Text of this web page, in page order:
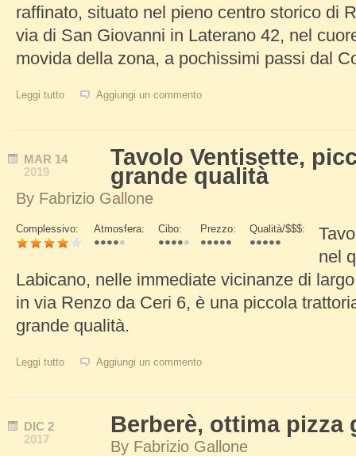
raffinato, situato nel pieno centro storico di
via di San Giovanni in Laterano 42, nel
movida della zona, a pochissimi passi dal
Leggi tutto su Il Salotto del Colosseo, ristorante elegante e di qualità
Aggiungi un commento
MAR 14
2019
Tavolo Ventisette,
grande qualità
By Fabrizio Gallone
Schede Verticali
Complessivo: Atmosfera: Cibo: Prezzo: Qualità/$$$:
nel
Labicano, nelle immediate vicinanze di
in via Renzo da Ceri 6, è una piccola
grande qualità.
Leggi tutto su Tavolo Ventisette, piccola trattoria di grande qualità
Aggiungi un commento
DIC 2
2017
Berberè, ottima pizza
By Fabrizio Gallone